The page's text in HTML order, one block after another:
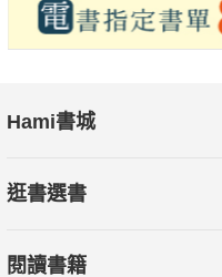
Hami書城
逛書選書
閱讀書籍